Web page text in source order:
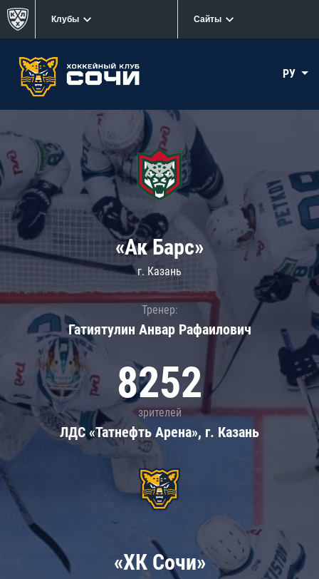
Клубы Сайты
РУ
«Ак Барс»
г. Казань
Тренер:
Гатиятулин Анвар Рафаилович
8252
зрителей
ЛДС «Татнефть Арена», г. Казань
«ХК Сочи»